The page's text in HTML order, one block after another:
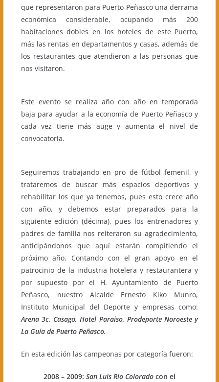
que representaron para Puerto Peñasco una derrama
económica considerable, ocupando más 200
habitaciones dobles en los hoteles de este Puerto,
más las rentas en departamentos y casas, además de
los restaurantes que atendieron a las personas que
nos visitaron.
Este evento se realiza año con año en temporada
baja para ayudar a la economía de Puerto Peñasco y
cada vez tiene más auge y aumenta el nivel de
convocatoria.
Seguiremos trabajando en pro de fútbol femenil, y
trataremos de buscar más espacios deportivos y
rehabilitar los que ya tenemos, pues esto crece año
con año, y debemos estar preparados para la
siguiente edición (décima), pues los entrenadores y
padres de familia nos reiteraron su agradecimiento,
anticipándonos que aquí estarán compitiendo el
próximo año. Contando con el gran apoyo en el
patrocinio de la industria hotelera y restaurantera y
por supuesto por el H. Ayuntamiento de Puerto
Peñasco, nuestro Alcalde Ernesto Kiko Munro,
Instituto Municipal del Deporte y empresas como:
Arena 3c, Casago, Hotel Paraiso, Prodeporte Noroeste y
La Guía de Puerto Peñasco.
En esta edición las campeonas por categoría fueron:
2008 – 2009: San Luis Río Coloradocon el